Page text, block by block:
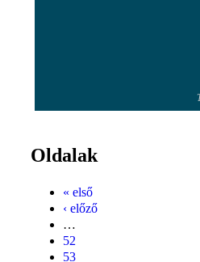
Oldalak
« első
‹ előző
…
52
53